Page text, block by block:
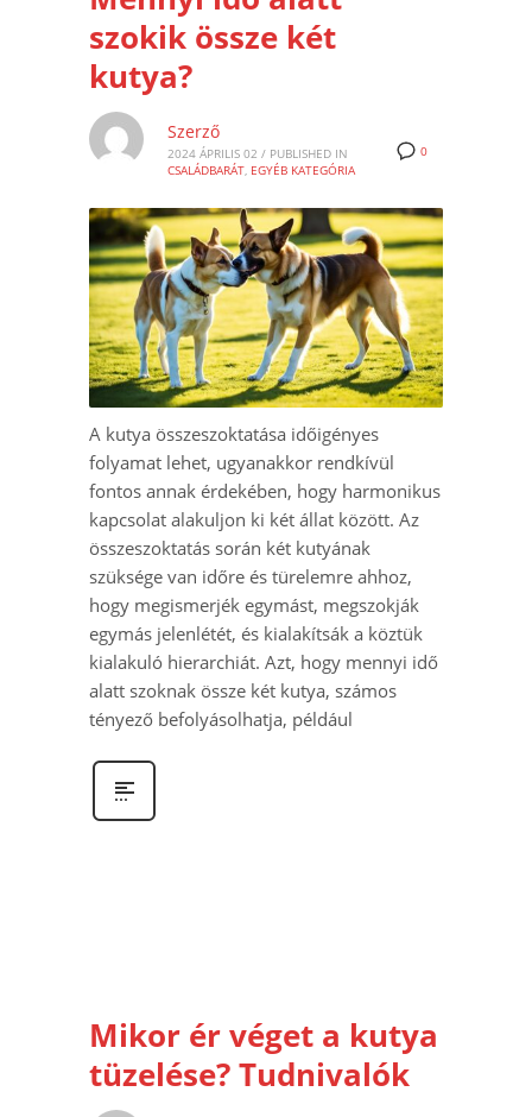
szokik össze két
kutya?
0
Szerző
2024 ÁPRILIS 02 / PUBLISHED IN
CSALÁDBARÁT, EGYÉB KATEGÓRIA
A kutya összeszoktatása időigényes
folyamat lehet, ugyanakkor rendkívül
fontos annak érdekében, hogy harmonikus
kapcsolat alakuljon ki két állat között. Az
összeszoktatás során két kutyának
szüksége van időre és türelemre ahhoz,
hogy megismerjék egymást, megszokják
egymás jelenlétét, és kialakítsák a köztük
kialakuló hierarchiát. Azt, hogy mennyi idő
alatt szoknak össze két kutya, számos
tényező befolyásolhatja, például
Mikor ér véget a kutya
tüzelése? Tudnivalók